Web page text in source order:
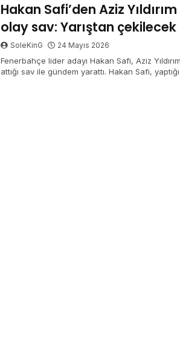
Hakan Safi’den Aziz
olay sav: Yarıştan çekilecek
SoleKinG 24 Mayıs 2026
Fenerbahçe lider adayı Hakan Safi, Aziz
attığı sav ile gündem yarattı. Hakan Safi,